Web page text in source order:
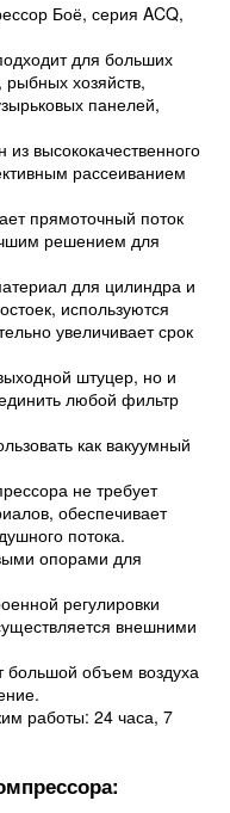
Боё, серия ACQ,
для больших
рыбных хозяйств,
панелей,
высококачественного
рассеиванием
прямоточный поток
решением для
для цилиндра и
используются
увеличивает срок
штуцер, но и
любой фильтр
как вакуумный
не требует
обеспечивает
потока.
опорами для
регулировки
внешними
большой объем воздуха
работы: 24 часа, 7